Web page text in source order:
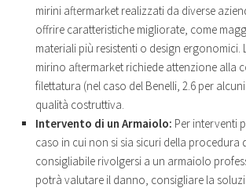
mirini aftermarket realizzati da diverse
offrire caratteristiche migliorate, come
materiali più resistenti o design ergonomici.
mirino aftermarket richiede attenzione alla
filettatura (nel caso del Benelli, 2.6 per
qualità costruttiva.
Intervento di un Armaiolo: Per interventi
caso in cui non si sia sicuri della procedura
consigliabile rivolgersi a un armaiolo
potrà valutare il danno, consigliare la